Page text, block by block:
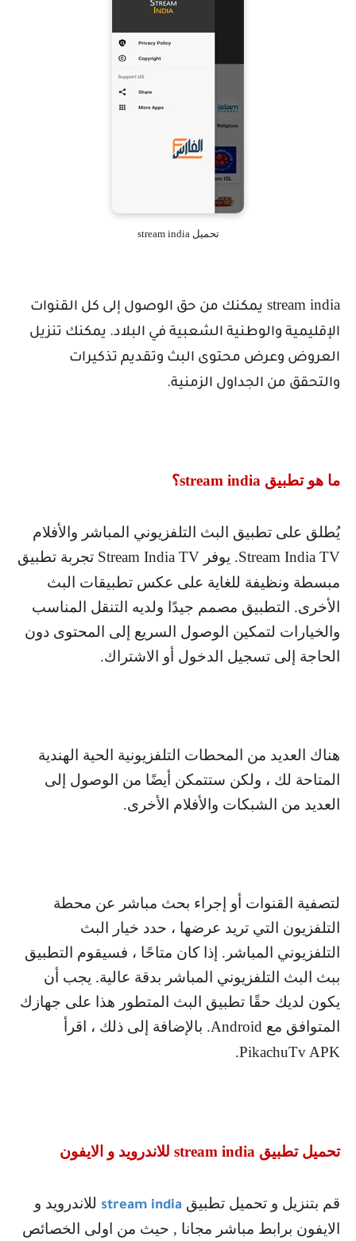
تحميل stream india
stream india يمكنك من حق الوصول إلى كل القنوات
الإقليمية والوطنية الشعبية في البلاد. يمكنك تنزيل
العروض وعرض محتوى البث وتقديم تذكيرات
والتحقق من الجداول الزمنية.
ما هو تطبيق stream india؟
يُطلق على تطبيق البث التلفزيوني المباشر والأفلام
Stream India TV. يوفر Stream India TV تجربة تطبيق
مبسطة ونظيفة للغاية على عكس تطبيقات البث
الأخرى. التطبيق مصمم جيدًا ولديه التنقل المناسب
والخيارات لتمكين الوصول السريع إلى المحتوى دون
الحاجة إلى تسجيل الدخول أو الاشتراك.
هناك العديد من المحطات التلفزيونية الحية الهندية
المتاحة لك ، ولكن ستتمكن أيضًا من الوصول إلى
العديد من الشبكات والأفلام الأخرى.
لتصفية القنوات أو إجراء بحث مباشر عن محطة
التلفزيون التي تريد عرضها ، حدد خيار البث
التلفزيوني المباشر. إذا كان متاحًا ، فسيقوم التطبيق
ببث البث التلفزيوني المباشر بدقة عالية. يجب أن
يكون لديك حقًا تطبيق البث المتطور هذا على جهازك
المتوافق مع Android. بالإضافة إلى ذلك ، اقرأ
PikachuTv APK
.
تحميل تطبيق stream india للاندرويد و الايفون
قم بتنزيل و تحميل تطبيق stream india للاندرويد و
الايفون برابط مباشر مجانا , حيث من اولى الخصائص